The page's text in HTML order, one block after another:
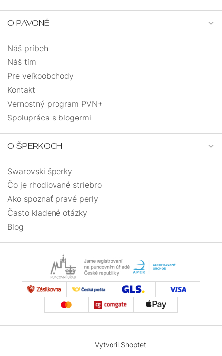
O PAVONĚ
Náš príbeh
Náš tím
Pre veľkoobchody
Kontakt
Vernostný program PVN+
Spolupráca s blogermi
O ŠPERKOCH
Swarovski šperky
Čo je rhodiované striebro
Ako spoznať pravé perly
Často kladené otázky
Blog
Vytvoril Shoptet